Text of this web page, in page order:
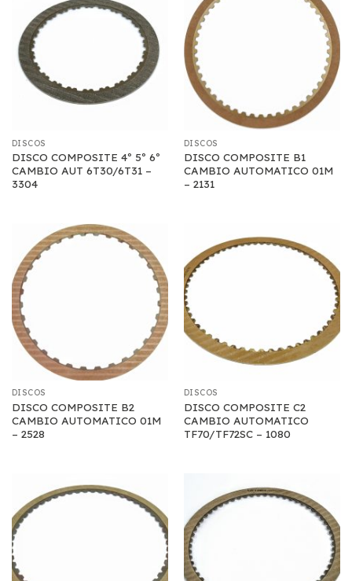
DISCOS
DISCO COMPOSITE 4º 5º 6º
CAMBIO AUT 6T30/6T31 –
3304
DISCOS
DISCO COMPOSITE B1
CAMBIO AUTOMATICO 01M
– 2131
DISCOS
DISCO COMPOSITE B2
CAMBIO AUTOMATICO 01M
– 2528
DISCOS
DISCO COMPOSITE C2
CAMBIO AUTOMATICO
TF70/TF72SC – 1080